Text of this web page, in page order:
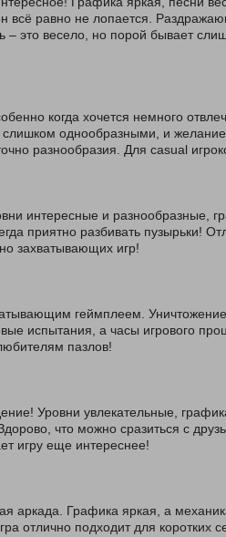
равно не лопается.
– это весело, но порой бывает
когда хочется немного
слишком однообразными, и
разнообразия. Для casual
интересные и разнообразные,
приятно разбивать пузырьки!
захватывающих игр!
геймплеем.
испытания, а часы игрового
пазлов!
Уровни увлекательные,
что можно сразиться с
игру еще интереснее!
аркада. Графика яркая, а
отлично подходит для коротких